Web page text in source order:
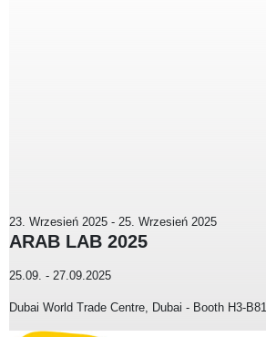
23. Wrzesień 2025 - 25. Wrzesień 2025
ARAB LAB 2025
25.09. - 27.09.2025
Dubai World Trade Centre, Dubai - Booth H3-B81